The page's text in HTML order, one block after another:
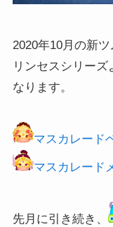
2020年10月の新
リンセスシリー
なります。
マスカレード
マスカレード
先月に引き続き、